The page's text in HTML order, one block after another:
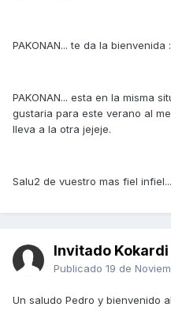
PAKONAN... te da la bienvenida
PAKONAN... esta en la misma
gustaria para este verano al
lleva a la otra jejeje.
Salu2 de vuestro mas fiel
Invitado Kokardi
Publicado 19 de
Un saludo Pedro y bienvenido